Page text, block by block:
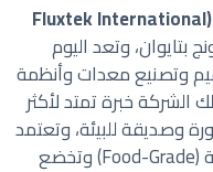
فلوكستك العالمية (Fluxtek International
بتايوان، وتعد اليوم
وتصنيع معدات وأنظمة
الشركة خبرة تمتد لأكثر
وصديقة للبيئة، وتعتمد
في صناعتها على خامات غذائية مأمونة (Food-Grade) وتخضع